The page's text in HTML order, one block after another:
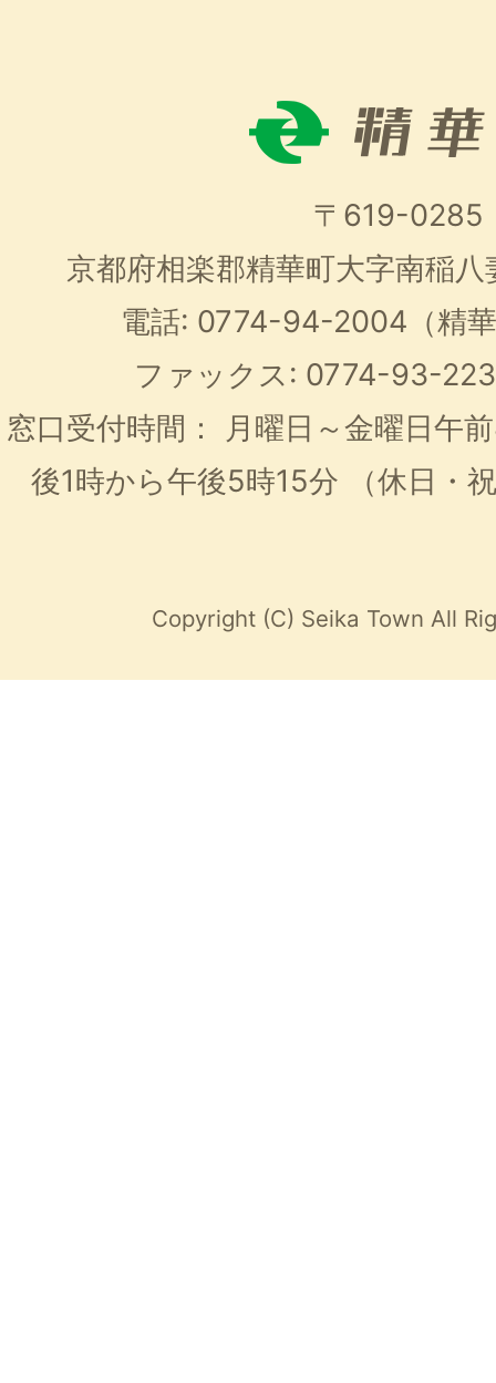
〒619-0285
京都府相楽郡精華町大字南稲
電話: 0774-94-2004（精
ファックス: 0774-93-
窓口受付時間：
月曜日～金曜日午
後1時から午後5時15分
（休日・
Copyright (C) Seika Town All